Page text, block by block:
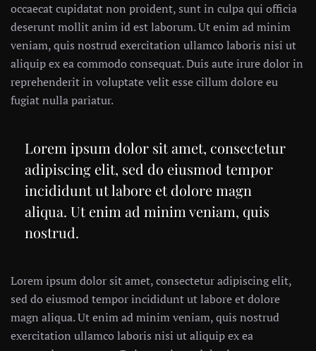
occaecat cupidatat non proident, sunt in culpa qui officia
deserunt mollit anim id est laborum. Ut enim ad minim
veniam, quis nostrud exercitation ullamco laboris nisi ut
aliquip ex ea commodo consequat. Duis aute irure dolor in
reprehenderit in voluptate velit esse cillum dolore eu
fugiat nulla pariatur.
Lorem ipsum dolor sit amet, consectetur
adipiscing elit, sed do eiusmod tempor
incididunt ut labore et dolore magn
aliqua. Ut enim ad minim veniam, quis
nostrud.
Lorem ipsum dolor sit amet, consectetur adipiscing elit,
sed do eiusmod tempor incididunt ut labore et dolore
magn aliqua. Ut enim ad minim veniam, quis nostrud
exercitation ullamco laboris nisi ut aliquip ex ea